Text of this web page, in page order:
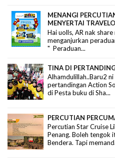
MENANGI
MENYERTAI
Hai uolls, AR nak
menganjurkan
" Peraduan...
TINA DI
Alhamdulillah..Baru2
pertandingan Action
di Pesta buku di Sha...
PERCUTIAN
Percutian Star Cruise
Penang. Boleh tengok
Bendera. Tapi